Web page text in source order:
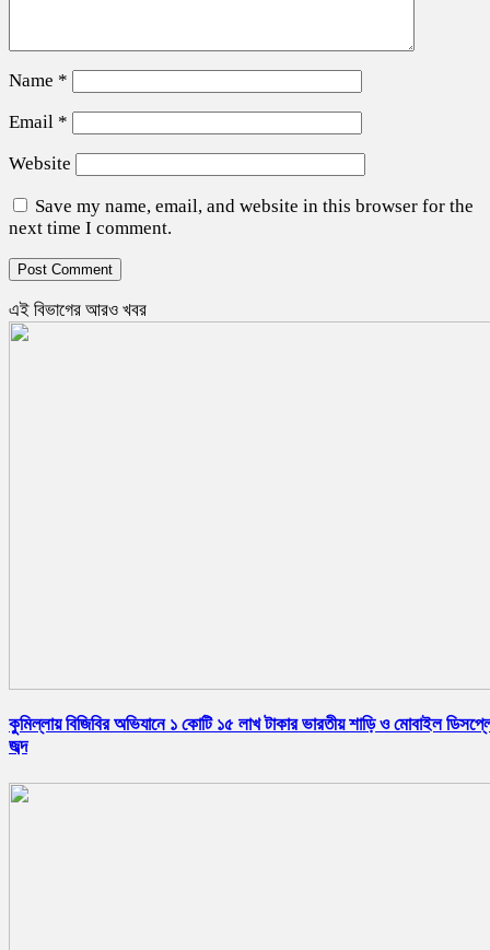
Name *
Email *
Website
Save my name, email, and website in this browser for the
next time I comment.
এই বিভাগের আরও খবর
কুমিল্লায় বিজিবির অভিযানে ১ কোটি ১৫ লাখ টাকার ভারতীয় শাড়ি ও মোবাইল
জব্দ